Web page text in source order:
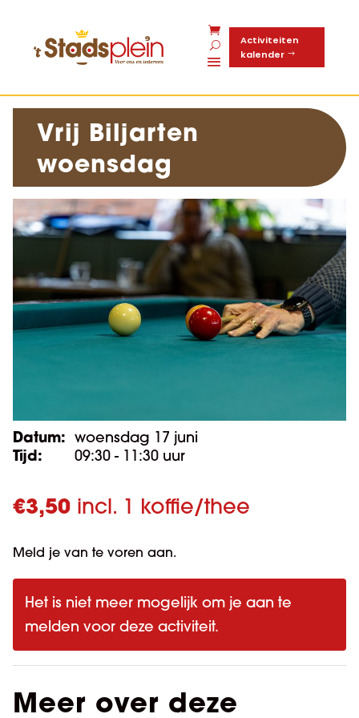
Activiteiten
kalender
Vrij Biljarten
woensdag
Datum: woensdag 17 juni
Tijd: 09:30 - 11:30 uur
€3,50 incl. 1 koffie/thee
Meld je van te voren aan.
Het is niet meer mogelijk om je aan te
melden voor deze activiteit.
Meer over deze